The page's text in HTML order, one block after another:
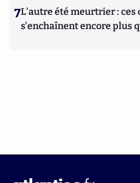
7L'autre été meurtrier : ces
s'enchaînent encore plus